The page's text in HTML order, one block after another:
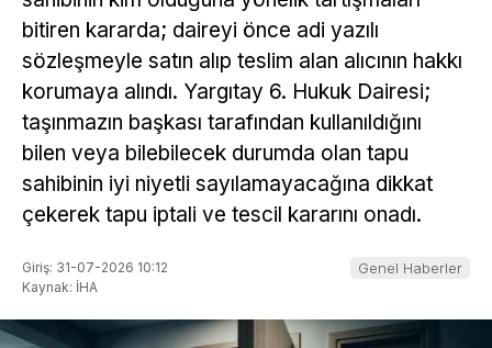
bitiren kararda; daireyi önce adi yazılı
sözleşmeyle satın alıp teslim alan alıcının hakkı
korumaya alındı. Yargıtay 6. Hukuk Dairesi;
taşınmazın başkası tarafından kullanıldığını
bilen veya bilebilecek durumda olan tapu
sahibinin iyi niyetli sayılamayacağına dikkat
çekerek tapu iptali ve tescil kararını onadı.
Giriş: 31-07-2026 10:12
Kaynak: İHA
Genel Haberler